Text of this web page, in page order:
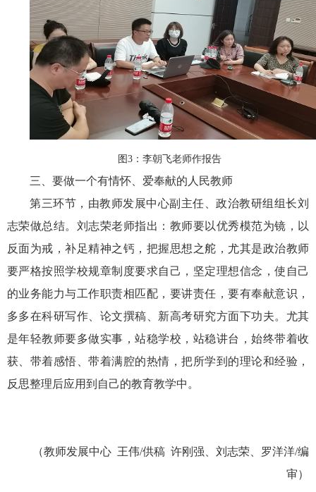
图3：李朝飞老师作报告
三、要做一个有情怀、爱奉献的人民教师
第三环节，由教师发展中心副主任、政治教研组组长刘
志荣做总结。刘志荣老师指出：教师要以优秀模范为镜，以
反面为戒，补足精神之钙，把握思想之舵，尤其是政治教师
要严格按照学校规章制度要求自己，坚定理想信念，使自己
的业务能力与工作职责相匹配，要讲责任，要有奉献意识，
多多在科研写作、论文撰稿、新高考研究方面下功夫。尤其
是年轻教师要多做实事，站稳学校，站稳讲台，始终带着收
获、带着感悟、带着满腔的热情，把所学到的理论和经验，
反思整理后应用到自己的教育教学中。
（教师发展中心 王伟/供稿 许刚强、刘志荣、罗洋洋/编
审）